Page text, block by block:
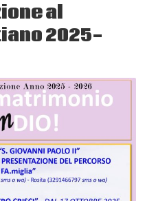
per
del
“Sì”
al
2025-